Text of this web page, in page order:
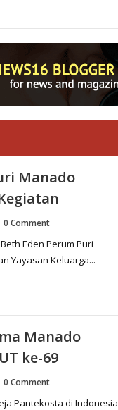
Manado
0 Comment
Beth Eden Perum Puri
Yayasan Keluarga...
Manado
ke-69
0 Comment
Pantekosta di Indonesia